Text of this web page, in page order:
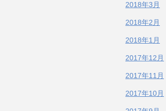
2018年3月
2018年2月
2018年1月
2017年12月
2017年11月
2017年10月